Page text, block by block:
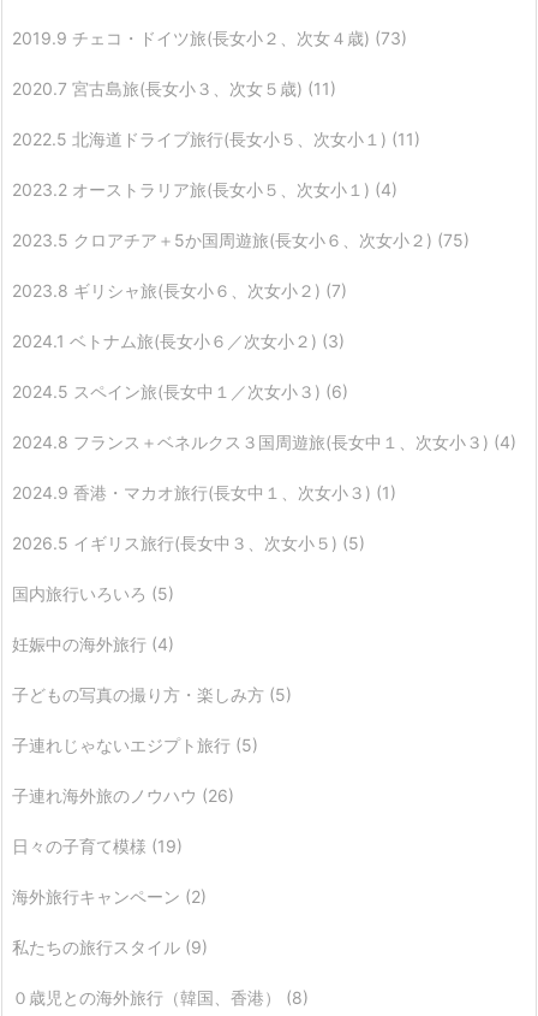
2019.9 チェコ・ドイツ旅(長女小２、次女４歳) (73)
2020.7 宮古島旅(長女小３、次女５歳) (11)
2022.5 北海道ドライブ旅行(長女小５、次女小１) (11)
2023.2 オーストラリア旅(長女小５、次女小１) (4)
2023.5 クロアチア＋5か国周遊旅(長女小６、次女小２) (75)
2023.8 ギリシャ旅(長女小６、次女小２) (7)
2024.1 ベトナム旅(長女小６／次女小２) (3)
2024.5 スペイン旅(長女中１／次女小３) (6)
2024.8 フランス＋ベネルクス３国周遊旅(長女中１、次女小３) (4)
2024.9 香港・マカオ旅行(長女中１、次女小３) (1)
2026.5 イギリス旅行(長女中３、次女小５) (5)
国内旅行いろいろ (5)
妊娠中の海外旅行 (4)
子どもの写真の撮り方・楽しみ方 (5)
子連れじゃないエジプト旅行 (5)
子連れ海外旅のノウハウ (26)
日々の子育て模様 (19)
海外旅行キャンペーン (2)
私たちの旅行スタイル (9)
０歳児との海外旅行（韓国、香港） (8)